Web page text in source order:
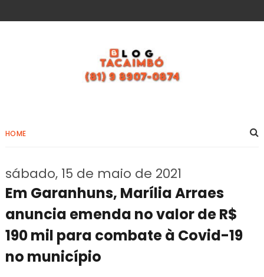
HOME
sábado, 15 de maio de 2021
Em Garanhuns, Marília Arraes
anuncia emenda no valor de R$
190 mil para combate à Covid-19
no município